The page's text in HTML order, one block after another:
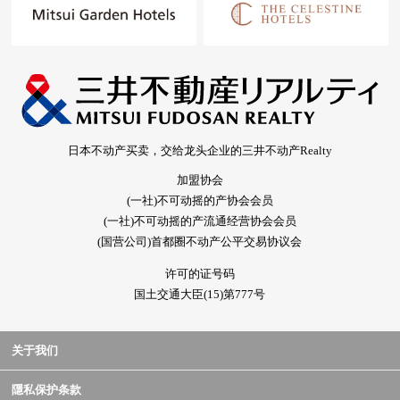
日本不动产买卖，交给龙头企业的三井不动产Realty
加盟协会
(一社)不可动摇的产协会会员
(一社)不可动摇的产流通经营协会会员
(国营公司)首都圈不动产公平交易协议会
许可的证号码
国土交通大臣(15)第777号
关于我们
隱私保护条款